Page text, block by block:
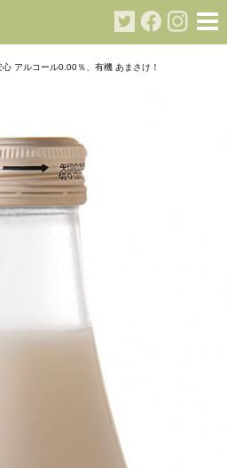
アルコール0.00％、有機 あまさけ！